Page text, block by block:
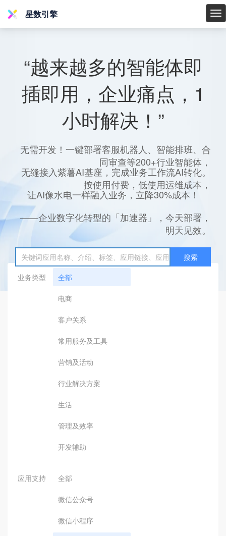
星
星数引擎
“越来越多的智能体即
插即用，企业痛点，1
小时解决！”
无需开发！一键部署客服机器人、智能排班、合
同审查等200+行业智能体，
无缝接入紫薯AI基座，完成业务工作流AI转化。
按使用付费，低使用运维成本，
让AI像水电一样融入业务，立降30%成本！
——企业数字化转型的「加速器」，今天部署，
明天见效。
搜索
业务类型
全部
电商
客户关系
常用服务及工具
营销及活动
行业解决方案
生活
管理及效率
开发辅助
应用支持 全部
微信公众号
微信小程序